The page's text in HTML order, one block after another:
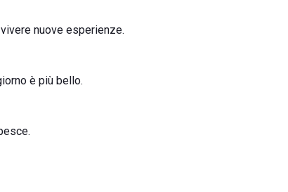
nuove esperienze.
è più bello.